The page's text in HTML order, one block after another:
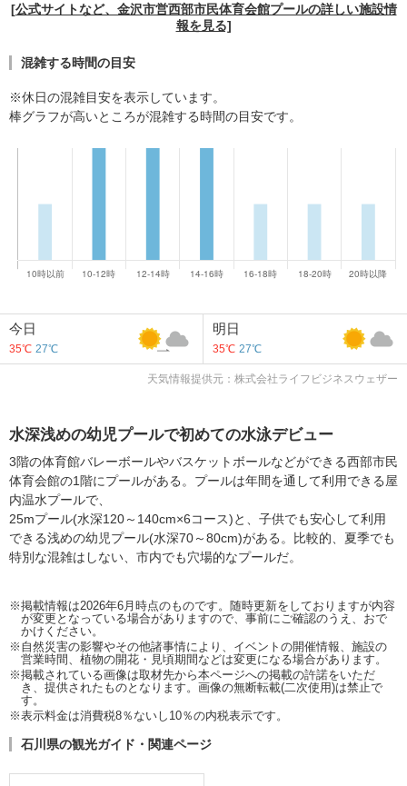
[公式サイトなど、金沢市営西部市民体育会館プールの詳しい施設情
報を見る]
混雑する時間の目安
※休日の混雑目安を表示しています。
棒グラフが高いところが混雑する時間の目安です。
今日
35℃ 27℃
明日
35℃ 27℃
天気情報提供元：株式会社ライフビジネスウェザー
水深浅めの幼児プールで初めての水泳デビュー
3階の体育館バレーボールやバスケットボールなどができる西部市民
体育会館の1階にプールがある。プールは年間を通して利用できる屋
内温水プールで、
25mプール(水深120～140cm×6コース)と、子供でも安心して利用
できる浅めの幼児プール(水深70～80cm)がある。比較的、夏季でも
特別な混雑はしない、市内でも穴場的なプールだ。
※掲載情報は2026年6月時点のものです。随時更新をしておりますが内容
が変更となっている場合がありますので、事前にご確認のうえ、おで
かけください。
※自然災害の影響やその他諸事情により、イベントの開催情報、施設の
営業時間、植物の開花・見頃期間などは変更になる場合があります。
※掲載されている画像は取材先から本ページへの掲載の許諾をいただ
き、提供されたものとなります。画像の無断転載(二次使用)は禁止で
す。
※表示料金は消費税8％ないし10％の内税表示です。
石川県の観光ガイド・関連ページ